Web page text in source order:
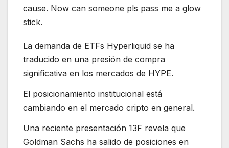
cause. Now can someone pls pass me a glow
stick.
La demanda de ETFs Hyperliquid se ha
traducido en una presión de compra
significativa en los mercados de HYPE.
El posicionamiento institucional está
cambiando en el mercado cripto en general.
Una reciente presentación 13F revela que
Goldman Sachs ha salido de posiciones en